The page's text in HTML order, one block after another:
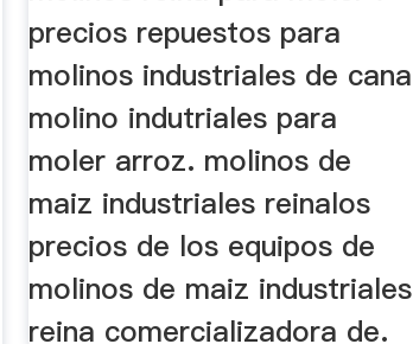
precios repuestos para
molinos industriales de cana
molino indutriales para
moler arroz. molinos de
maiz industriales reinalos
precios de los equipos de
molinos de maiz industriales
reina comercializadora de.